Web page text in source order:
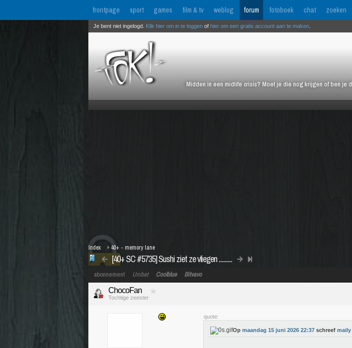
frontpage sport games film & tv weblog forum fotoboek chat zoeken
Midden in een midlife crisis? Moet je die nog krijgen of ben
Je bent niet ingelogd. Klik hier om in te loggen of hier om een gratis account aan te maken
[40+ SC #5735] Sushi ziet ze vliegen .........
Index » 40+ - memory lane
abonnement Unibet Coolblue Bitvavo
ChocoFan
Tochtige zeester
quote:
Op maandag 15 juni 2026 22:37 schreef maily